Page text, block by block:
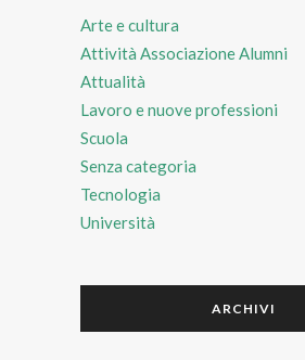
Arte e cultura
Attività Associazione Alumni
Attualità
Lavoro e nuove professioni
Scuola
Senza categoria
Tecnologia
Università
ARCHIVI